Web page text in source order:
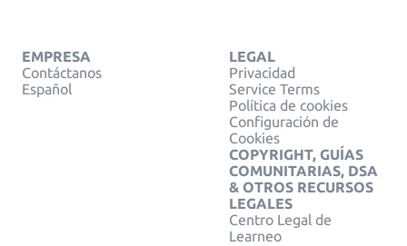
EMPRESA
Contáctanos
Español
LEGAL
Privacidad
Service Terms
Política de cookies
Configuración de
Cookies
COPYRIGHT, GUÍAS
COMUNITARIAS, DSA
& OTROS RECURSOS
LEGALES
Centro Legal de
Learneo